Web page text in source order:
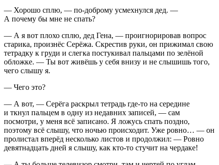
— Хорошо сплю, — по-доброму усмехнулся дед. —
А почему бы мне не спать?
— А я вот плохо сплю, дед Гена, — проигнорировав вопрос
старика, произнёс Серёжа. Скрестив руки, он прижимал свою
тетрадку к груди и слегка постукивал пальцами по зелёной
обложке. — Ты вот живёшь у себя внизу и не слышишь того,
чего слышу я.
— Чего это?
— А вот, — Серёга раскрыл тетрадь где-то на середине
и ткнул пальцем в одну из недавних записей, — сам
посмотри, у меня всё записано. Я ложусь спать поздно,
поэтому всё слышу, что ночью происходит. Уже ровно… — он
пролистал вперёд несколько листов и продолжил: — Ровно
девятнадцать дней я слышу, как кто-то стучит на чердаке!